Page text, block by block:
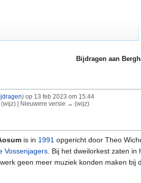
Bijdragen aan
)op 13 feb 2023 om 15:44
(wijz) | Nieuwere versie → (wijz)
is in 1991 opgericht door Theo
Vossenjagers . Bij het dweilorkest zaten in
geen meer muziek konden maken bij